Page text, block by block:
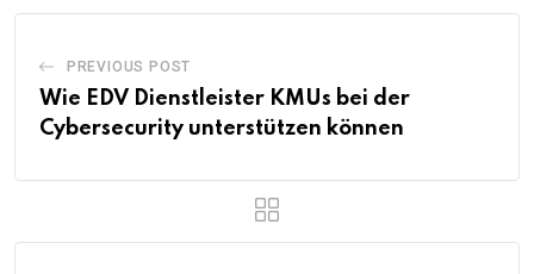
PREVIOUS POST
Wie EDV Dienstleister KMUs bei der
Cybersecurity unterstützen können